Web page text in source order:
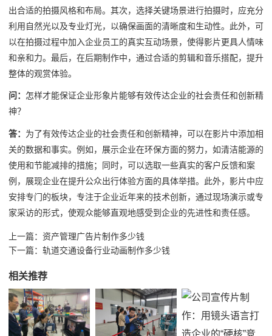
出合适的拍摄风格和布局。其次，选择关键场景进行拍摄时，应充分
利用自然光以及专业灯光，以确保画面的清晰度和生动性。此外，可
以在拍摄过程中加入企业员工的真实互动场景，使得影片更具人情味
和亲和力。最后，在后期制作中，通过合适的剪辑和音乐搭配，提升
整体的观赏体验。
问： 怎样才能保证企业形象片能够有效传达企业的社会责任和创新精
神？
答： 为了有效传达企业的社会责任和创新精神，可以在影片中添加相
关的数据和事实。例如，展示企业在环保方面的努力，如清洁能源的
使用和节能减排的措施；同时，可以选取一些真实的客户反馈和案
例，展现企业在提升公众出行体验方面的具体举措。此外，影片中应
安排专门的板块，专注于企业近年来的技术创新，通过现场演示或专
家采访的形式，使观众能够直观地感受到企业的先进性和责任感。
上一篇： 资产管理广告片制作多少钱
下一篇： 轨道交通设备行业动画制作多少钱
相关推荐